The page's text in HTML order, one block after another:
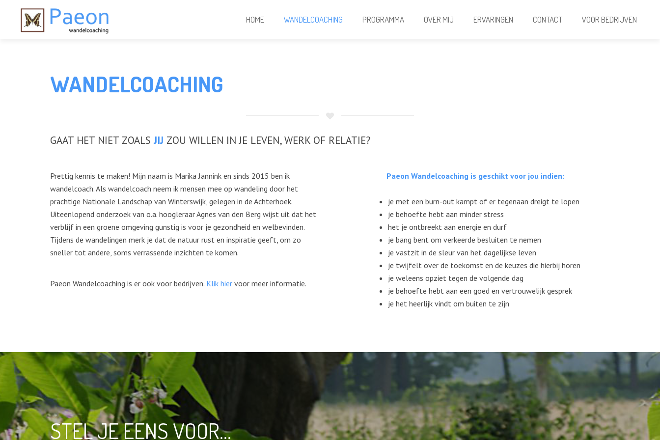
HOME WANDELCOACHING PROGRAMMA OVER MIJ ERVARINGEN CONTACT VOOR BEDRIJVEN
WANDELCOACHING
GAAT HET NIET ZOALS JIJ ZOU WILLEN IN JE LEVEN, WERK OF RELATIE?
Prettig kennis te maken! Mijn naam is Marika Jannink en sinds 2015 ben ik
wandelcoach. Als wandelcoach neem ik mensen mee op wandeling door het
prachtige Nationale Landschap van Winterswijk, gelegen in de Achterhoek.
Uiteenlopend onderzoek van o.a. hoogleraar Agnes van den Berg wijst uit dat het
verblijf in een groene omgeving gunstig is voor je gezondheid en welbevinden.
Tijdens de wandelingen merk je dat de natuur rust en inspiratie geeft, om zo
sneller tot andere, soms verrassende inzichten te komen.
Paeon Wandelcoaching is er ook voor bedrijven. Klik hier voor meer informatie.
Paeon Wandelcoaching is geschikt voor jou indien:
je met een burn-out kampt of er tegenaan dreigt te lopen
je behoefte hebt aan minder stress
het je ontbreekt aan energie en durf
je bang bent om verkeerde besluiten te nemen
je vastzit in de sleur van het dagelijkse leven
je twijfelt over de toekomst en de keuzes die hierbij horen
je weleens opziet tegen de volgende dag
je behoefte hebt aan een goed en vertrouwelijk gesprek
je het heerlijk vindt om buiten te zijn
STEL JE EENS VOOR…